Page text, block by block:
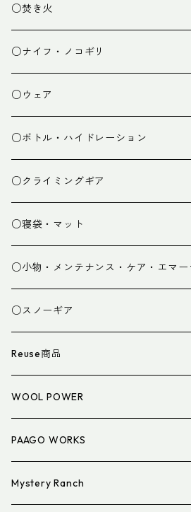
ランタン
テーブル
チェア
○焚き火
焚き火台
焚き火小物
○ナイフ・ノコギリ
○ウェア
ミドルレイヤー
ベースレイヤー
パンツ
グローブ
スパッツ・ゲイター
衣類小物
アイウェア
○ボトル・ハイドレーション
○クライミングギア
○寝袋・マット
寝袋
マット
寝具小物
○小物・メンテナンス・ケア・エマー
○スノーギア
Reuse商品
WOOL POWER
PAAGO WORKS
Mystery Ranch